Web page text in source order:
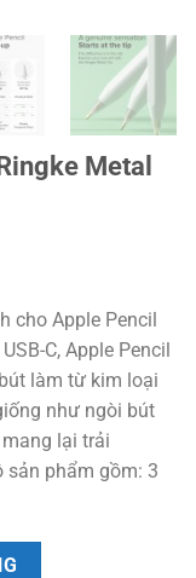
Metal
₫.
cho Apple Pencil
C, Apple Pencil
làm từ kim loại
như ngòi bút
lại trải
sản phẩm gồm: 3
dành cho Apple Pencil